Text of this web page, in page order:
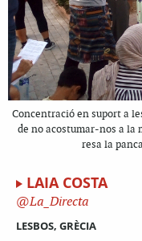
Concentració en suport a
de no acostumar-nos a la
resa la
LAIA COSTA
La_Directa
LESBOS, GRÈCIA